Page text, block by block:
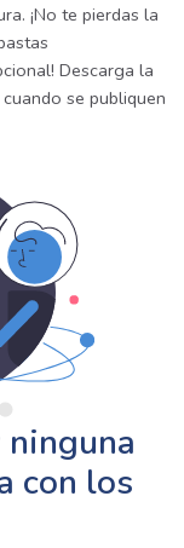
¡No te pierdas la
Descarga la
se publiquen
con los